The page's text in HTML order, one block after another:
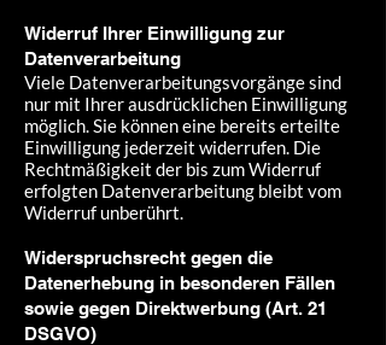
Widerruf Ihrer Einwilligung zur
Datenverarbeitung
Viele Datenverarbeitungsvorgänge sind
nur mit Ihrer ausdrücklichen Einwilligung
möglich. Sie können eine bereits erteilte
Einwilligung jederzeit widerrufen. Die
Rechtmäßigkeit der bis zum Widerruf
erfolgten Datenverarbeitung bleibt vom
Widerruf unberührt.
Widerspruchsrecht gegen die
Datenerhebung in besonderen Fällen
sowie gegen Direktwerbung (Art. 21
DSGVO)